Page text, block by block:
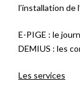
l’installation de
E-PIGE : le
DEMIUS : les
Les services